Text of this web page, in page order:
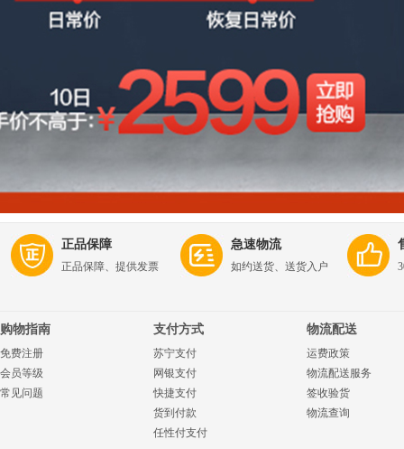
正品保障
正品保障、提供发票
急速物流
如约送货、送货入户
购物指南
免费注册
会员等级
常见问题
支付方式
苏宁支付
网银支付
快捷支付
货到付款
任性付支付
物流配送
运费政策
物流配送服务
签收验货
物流查询